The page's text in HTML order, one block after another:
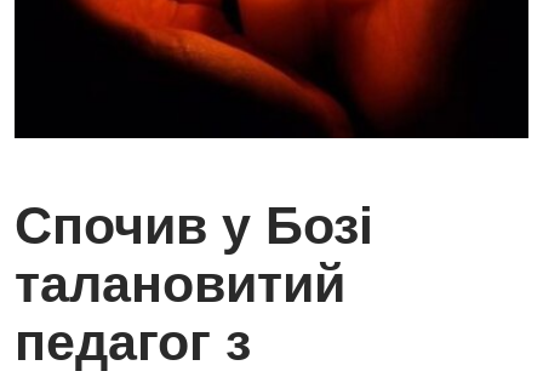
Спочив у Бозі
талановитий
педагог з